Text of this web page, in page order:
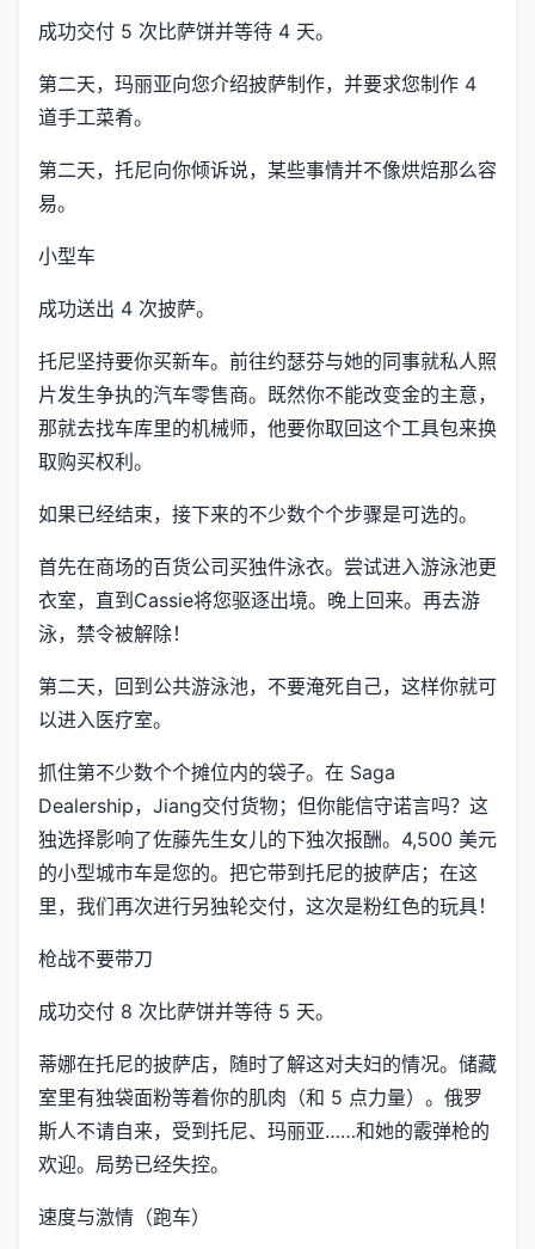
成功交付 5 次比萨饼并等待 4 天。
第二天，玛丽亚向您介绍披萨制作，并要求您制作 4
道手工菜肴。
第二天，托尼向你倾诉说，某些事情并不像烘焙那么容
易。
小型车
成功送出 4 次披萨。
托尼坚持要你买新车。前往约瑟芬与她的同事就私人照
片发生争执的汽车零售商。既然你不能改变金的主意，
那就去找车库里的机械师，他要你取回这个工具包来换
取购买权利。
如果已经结束，接下来的不少数个个步骤是可选的。
首先在商场的百货公司买独件泳衣。尝试进入游泳池更
衣室，直到Cassie将您驱逐出境。晚上回来。再去游
泳，禁令被解除！
第二天，回到公共游泳池，不要淹死自己，这样你就可
以进入医疗室。
抓住第不少数个个摊位内的袋子。在 Saga
Dealership，Jiang交付货物；但你能信守诺言吗？这
独选择影响了佐藤先生女儿的下独次报酬。4,500 美元
的小型城市车是您的。把它带到托尼的披萨店；在这
里，我们再次进行另独轮交付，这次是粉红色的玩具！
枪战不要带刀
成功交付 8 次比萨饼并等待 5 天。
蒂娜在托尼的披萨店，随时了解这对夫妇的情况。储藏
室里有独袋面粉等着你的肌肉（和 5 点力量）。俄罗
斯人不请自来，受到托尼、玛丽亚……和她的霰弹枪的
欢迎。局势已经失控。
速度与激情（跑车）